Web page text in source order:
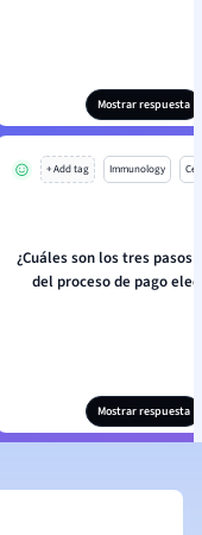
Mostrar respuesta
+ Add tag Immunology
¿Cuáles son los tres pasos
del proceso de pago
Mostrar respuesta